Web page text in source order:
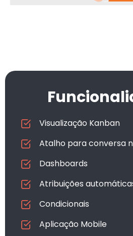
Visualização Kanban
Atalho para conversa
Dashboards
Atribuições
Condicionais
Aplicação Mobile